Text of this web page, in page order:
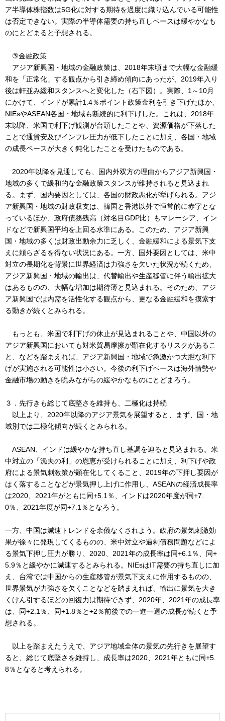
ア半導体株指数は5G化に対する期待を過度に織り込んでいる可能性
は否定できない。実際の半導体需要の持ち直しペースは緩やかなも
のにとどまると予想される。
③金融政策
アジア新興国・地域の金融政策は、2018年末頃まで大幅な金融緩
和を「正常化」する観点から引き締め傾向にあったが、2019年入り
後は軒並み緩和スタンスへと変化した（右下図）。実際、1～10月
にかけて、インドが累計1.4％ポイント政策金利を引き下げたほか、
NIEsやASEAN各国・地域も断続的に利下げした。これは、2018年
末以降、米国で利下げ観測が台頭したことや、資源価格が下落した
ことで通貨安及びインフレ圧力が低下したことに加え、各国・地域
の成長ペースが大きく鈍化したことを受けたものである。
2020年以降を見通しても、国内外双方の理由からアジア新興国・
地域の多くで緩和的な金融政策スタンスが維持されると見込まれ
る。まず、国内要因としては、各国の財政悪化が挙げられる。アジ
ア新興国・地域の財政収支は、韓国と香港以外で恒常的に赤字とな
っているほか、政府債務残高（対名目GDP比）もマレーシア、イン
ドなどで新興国平均を上回る水準にある。このため、アジア新興
国・地域の多くは財政出動余力に乏しく、金融緩和による景気下支
えに頼らざるを得ない状況にある。一方、国外要因としては、米中
対立の長期化を背景に世界経済は力強さを欠いた状況が続くため、
アジア新興国・地域の輸出は、代替輸出や生産移管に伴う輸出拡大
はあるものの、大幅な増加は期待薄と見込まれる。そのため、アジ
ア新興国では内需を活性化する観点から、更なる金融緩和を摸索す
る動きが続くとみられる。
もっとも、米国で利下げの休止が見込まれることや、中国以外の
アジア新興国においても対米貿易摩擦が顕在化するリスクがあるこ
と、などを踏まえれば、アジア新興国・地域で急激かつ大胆な利下
げが実施される可能性は小さい。今後の利下げペースは海外情勢や
金融市場の動きを睨みながらの緩やかなものにとどまろう。
３．先行きも総じて底堅さを維持も、二極化は持続
以上より、2020年以降のアジア景気を展望すると、まず、国・地
域別では二極化傾向が続くとみられる。
ASEAN、インドは緩やかな持ち直し基調を辿ると見込まれる。米
中対立の「漁夫の利」の恩恵が受けられることに加え、利下げや政
府による景気刺激策が顕在化してくること、2019年の下押し要因が
はく落することなどが景気押し上げに作用し、ASEANの経済成長率
は2020、2021年がともに同+5.1％、インドは2020年度が同+7.
0％、2021年度が同+7.1％となろう。
一方、中国は減速トレンドを余儀なくされよう。政府の景気刺激効
果が徐々に発現してくるものの、米中対立や過剰債務問題などによ
る景気下押し圧力が勝り、2020、2021年の成長率は同+6.1％、同+
5.9％と緩やかに減速するとみられる。NIEsはIT需要の持ち直しに加
え、台湾では中国からの生産移管が景気下支えに作用するものの、
世界景気が力強さを欠くことなどを踏まえれば、輸出に景気を大き
くけん引するほどの回復力は期待できず、2020年、2021年の成長率
は、同+2.1％、同+1.8％と+2％前後での一進一退の成長が続くと予
想される。
以上を踏まえたうえで、アジア地域全体の景気の先行きを展望す
ると、総じて底堅さを維持し、成長率は2020、2021年ともに同+5.
8％となると考えられる。